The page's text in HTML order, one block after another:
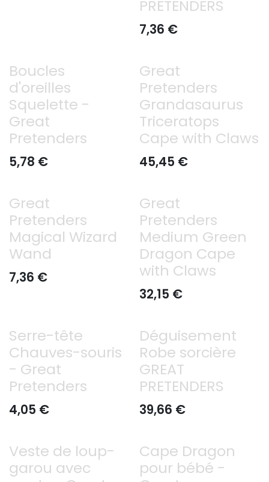
PRETENDERS
7,36 €
Boucles
d'oreilles
Squelette -
Great
Pretenders
5,78 €
Great
Pretenders
Grandasaurus
Triceratops
Cape with Claws
45,45 €
Great
Pretenders
Magical Wizard
Wand
7,36 €
Great
Pretenders
Medium Green
Dragon Cape
with Claws
32,15 €
Serre-tête
Chauves-souris
- Great
Pretenders
4,05 €
Déguisement
Robe sorcière
GREAT
PRETENDERS
39,66 €
Veste de loup-
garou avec
Cape Dragon
pour bébé -